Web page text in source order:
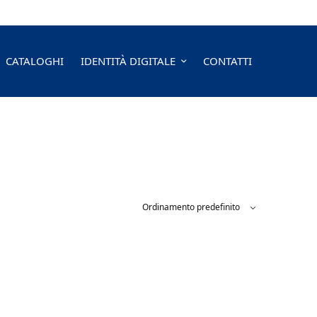
CATALOGHI IDENTITÀ DIGITALE CONTATTI